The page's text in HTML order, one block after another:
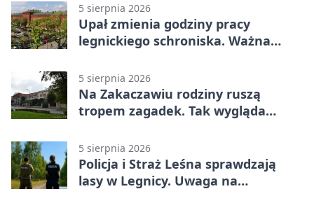
5 sierpnia 2026
Upał zmienia godziny pracy
legnickiego schroniska. Ważna
5 sierpnia 2026
Na Zakaczawiu rodziny ruszą
tropem zagadek. Tak wygląda
5 sierpnia 2026
Policja i Straż Leśna sprawdzają
lasy w Legnicy. Uwaga na